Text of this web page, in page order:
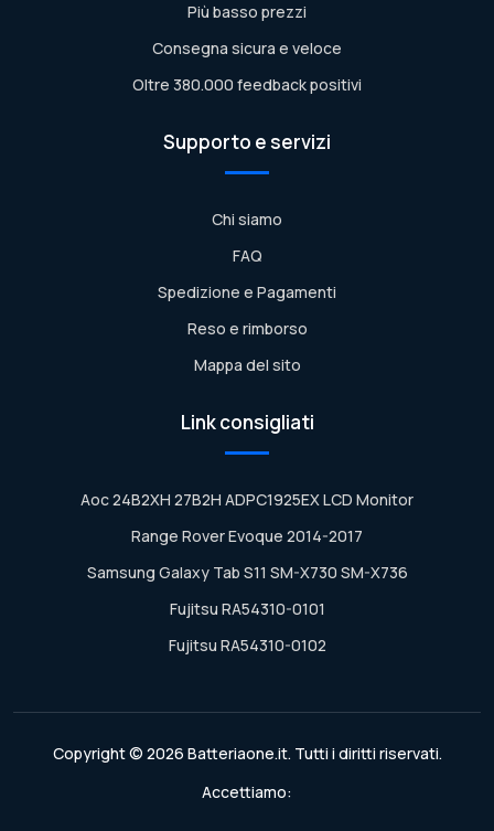
Più basso prezzi
Consegna sicura e veloce
Oltre 380.000 feedback positivi
Supporto e servizi
Chi siamo
FAQ
Spedizione e Pagamenti
Reso e rimborso
Mappa del sito
Link consigliati
Aoc 24B2XH 27B2H ADPC1925EX LCD Monitor
Range Rover Evoque 2014-2017
Samsung Galaxy Tab S11 SM-X730 SM-X736
Fujitsu RA54310-0101
Fujitsu RA54310-0102
Copyright © 2026 Batteriaone.it. Tutti i diritti riservati.
Accettiamo: